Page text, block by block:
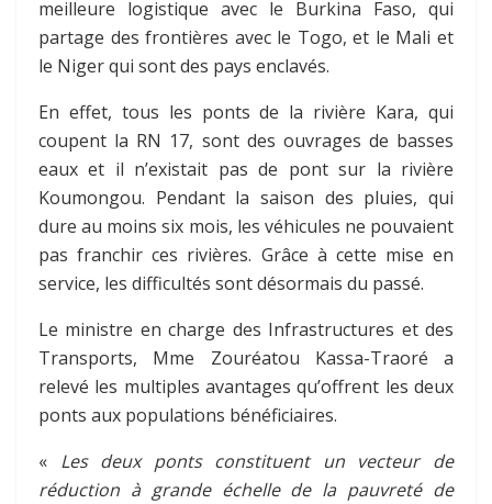
meilleure logistique avec le Burkina Faso, qui
partage des frontières avec le Togo, et le Mali et
le Niger qui sont des pays enclavés.
En effet, tous les ponts de la rivière Kara, qui
coupent la RN 17, sont des ouvrages de basses
eaux et il n’existait pas de pont sur la rivière
Koumongou. Pendant la saison des pluies, qui
dure au moins six mois, les véhicules ne pouvaient
pas franchir ces rivières. Grâce à cette mise en
service, les difficultés sont désormais du passé.
Le ministre en charge des Infrastructures et des
Transports, Mme Zouréatou Kassa-Traoré a
relevé les multiples avantages qu’offrent les deux
ponts aux populations bénéficiaires.
« Les deux ponts constituent un vecteur de
réduction à grande échelle de la pauvreté de